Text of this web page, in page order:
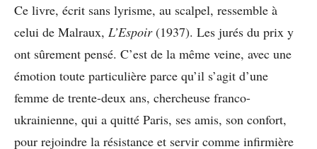
Ce livre, écrit sans lyrisme, au scalpel, ressemble à
celui de Malraux, L’Espoir(1937). Les jurés du prix y
ont sûrement pensé. C’est de la même veine, avec une
émotion toute particulière parce qu’il s’agit d’une
femme de trente-deux ans, chercheuse franco-
ukrainienne, qui a quitté Paris, ses amis, son confort,
pour rejoindre la résistance et servir comme infirmière